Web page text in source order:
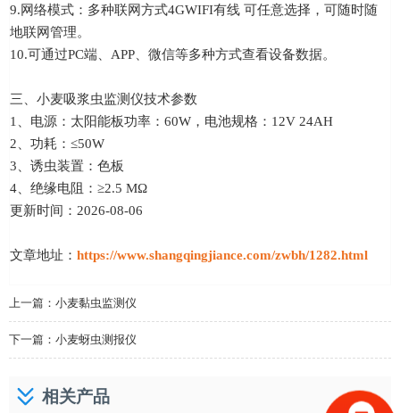
9.网络模式：多种联网方式4GWIFI有线 可任意选择，可随时随
地联网管理。
10.可通过PC端、APP、微信等多种方式查看设备数据。
三、小麦吸浆虫监测仪技术参数
1、电源：太阳能板功率：60W，电池规格：12V 24AH
2、功耗：≤50W
3、诱虫装置：色板
4、绝缘电阻：≥2.5 MΩ
更新时间：2026-08-06
文章地址： https://www.shangqingjiance.com/zwbh/1282.html
上一篇： 小麦黏虫监测仪
下一篇： 小麦蚜虫测报仪
相关产品